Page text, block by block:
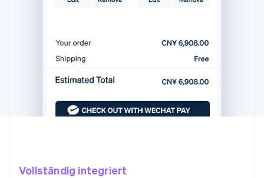
Vollständig integriert